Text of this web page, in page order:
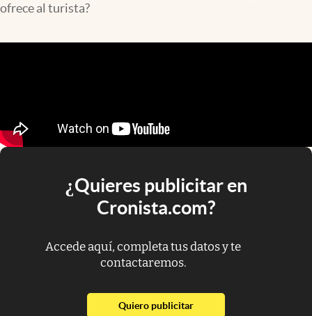
ofrece al turista?
¿Quieres publicitar en
Cronista.com?
Accede aquí, completa tus datos y te
contactaremos.
Quiero publicitarabre en nueva pestaña